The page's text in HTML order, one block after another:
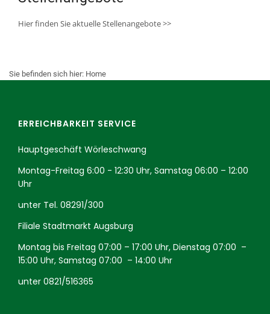
Hier finden Sie aktuelle Stellenangebote >>
Sie befinden sich hier: Home
ERREICHBARKEIT SERVICE
Hauptgeschäft Wörleschwang
Montag-Freitag 6:00 - 12:30 Uhr, Samstag 06:00 – 12:00
Uhr
unter Tel. 08291/300
Filiale Stadtmarkt Augsburg
Montag bis Freitag 07:00 – 17:00 Uhr, Dienstag 07:00 –
15:00 Uhr, Samstag 07:00 – 14:00 Uhr
unter 0821/516365